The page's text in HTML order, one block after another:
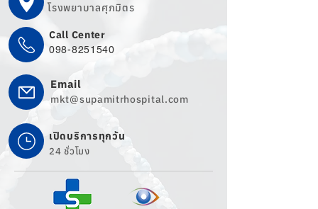
โรงพยาบาลศุภมิตร
Call Center
098-8251540
Email
mkt@supamitrhospital.com
เปิดบริการทุกวัน
24 ชั่วโมง